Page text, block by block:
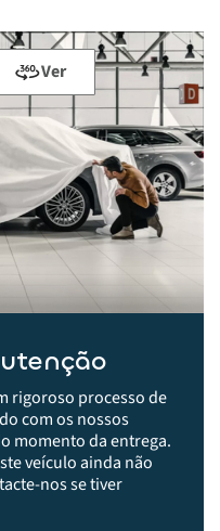
Ver
rigoroso processo de
com os nossos
momento da entrega.​
veículo ainda não
nos se tiver